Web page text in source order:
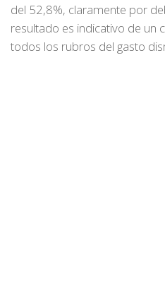
del 52,8%, claramente por
resultado es indicativo de un
todos los rubros del gasto